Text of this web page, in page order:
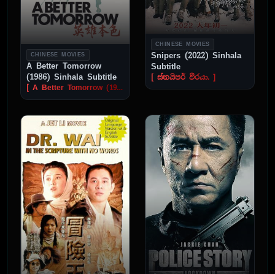
CHINESE MOVIES
A Better Tomorrow
(1986) Sinhala Subtitle
[ A Better Tomorrow (1986) Sinhala Subtitle | සහෝදරකම සහ ලේ හෑලීම..! සිංහල උපසිරැසි සමඟ ]
CHINESE MOVIES
Snipers (2022) Sinhala
Subtitle
[ ස්නයිපර් වීරයා. ]